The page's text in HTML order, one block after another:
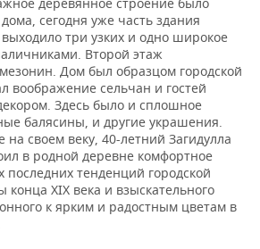
сегодня уже часть здания
три узких и одно широкое
Второй этаж
Дом был образцом городской
воображение сельчан и гостей
Здесь было и сплошное
балясины, и другие украшения.
своем веку, 40-летний Загидулла
в родной деревне комфортное
последних тенденций городской
конца XIX века и взыскательного
к ярким и радостным цветам в